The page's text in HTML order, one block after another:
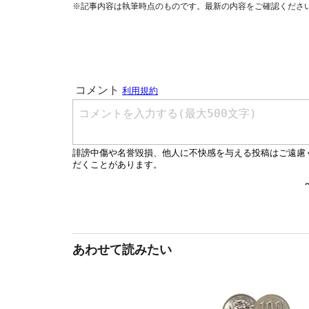
※記事内容は執筆時点のものです。最新の内容をご確認くださ
あわせて読みたい